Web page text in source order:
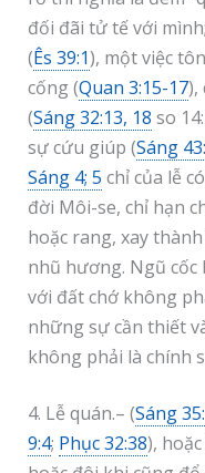
đối đãi tử tế với
(Ês 39:1), một việc
cống (Quan 3:15-17),
(Sáng 32:13, 18 so
sự cứu giúp (Sáng
Sáng 4; 5 chỉ của lễ
đời Môi-se, chỉ hạn
hoặc rang, xay
nhũ hương. Ngũ cốc
với đất chớ không
những sự cần thiết
không phải là chính
4. Lễ quán.– (Sáng
9:4; Phục 32:38),